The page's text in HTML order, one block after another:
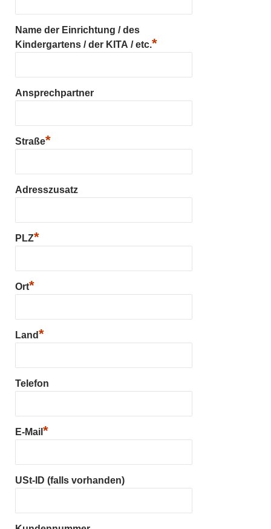
Name der Einrichtung / des
Kindergartens / der KITA / etc.*
Ansprechpartner
Straße*
Adresszusatz
PLZ*
Ort*
Land*
Telefon
E-Mail *
USt-ID (falls vorhanden)